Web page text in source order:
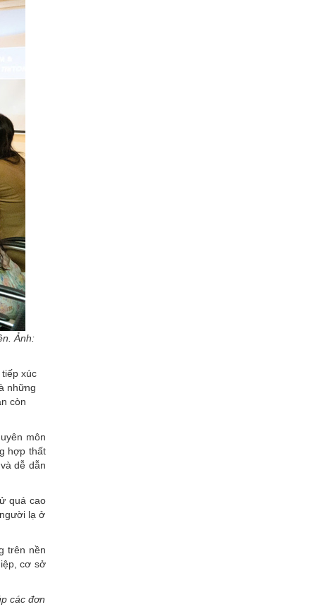
Ảnh:
xúc
những
còn
môn
hợp thất
dễ dẫn
quá cao
lạ ở
trên nền
cơ sở
các đơn